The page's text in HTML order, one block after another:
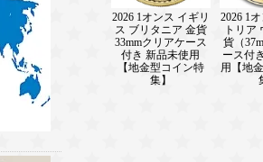
2026 1オンス イギリ
ス ブリタニア 金貨
33mmクリアケース
付き 新品未使用
【地金型コイン特
集】
2026 1
トリア
貨（
ース付
用【地